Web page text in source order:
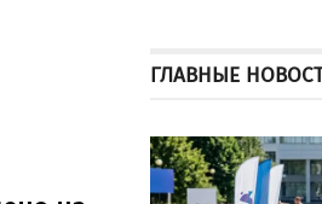
ГЛАВНЫЕ